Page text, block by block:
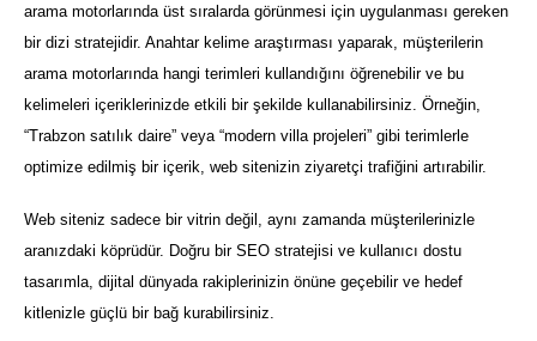
arama motorlarında üst sıralarda görünmesi için uygulanması gereken
bir dizi stratejidir. Anahtar kelime araştırması yaparak, müşterilerin
arama motorlarında hangi terimleri kullandığını öğrenebilir ve bu
kelimeleri içeriklerinizde etkili bir şekilde kullanabilirsiniz. Örneğin,
“Trabzon satılık daire” veya “modern villa projeleri” gibi terimlerle
optimize edilmiş bir içerik, web sitenizin ziyaretçi trafiğini artırabilir.
Web siteniz sadece bir vitrin değil, aynı zamanda müşterilerinizle
aranızdaki köprüdür. Doğru bir SEO stratejisi ve kullanıcı dostu
tasarımla, dijital dünyada rakiplerinizin önüne geçebilir ve hedef
kitlenizle güçlü bir bağ kurabilirsiniz.